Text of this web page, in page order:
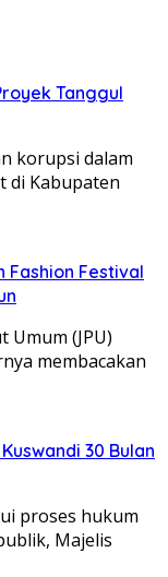
Tanggul
korupsi dalam
di Kabupaten
Fashion Festival
Umum (JPU)
membacakan
30 Bulan
proses hukum
Majelis